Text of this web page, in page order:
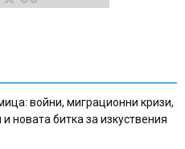
войни, миграционни кризи,
новата битка за изкуствения